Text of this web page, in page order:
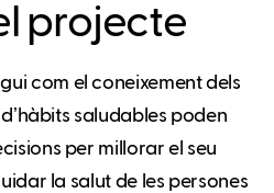
projecte
com el coneixement dels
saludables poden
per millorar el seu
la salut de les persones